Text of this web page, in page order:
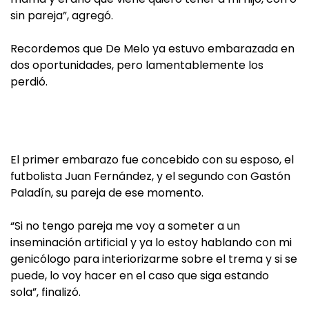
sin pareja”, agregó.
Recordemos que De Melo ya estuvo embarazada en
dos oportunidades, pero lamentablemente los
perdió.
El primer embarazo fue concebido con su esposo, el
futbolista Juan Fernández, y el segundo con Gastón
Paladín, su pareja de ese momento.
“Si no tengo pareja me voy a someter a un
inseminación artificial y ya lo estoy hablando con mi
genicólogo para interiorizarme sobre el trema y si se
puede, lo voy hacer en el caso que siga estando
sola”, finalizó.